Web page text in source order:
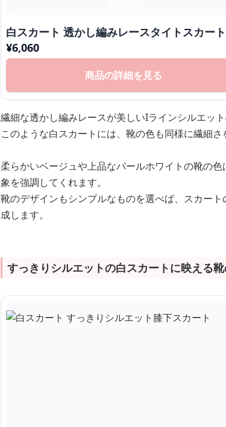
白スカート 透かし編みレースタイトスカート
¥6,060
商品の詳細を見る
繊細な透かし編みレースが美しいIラインシルエッ
このような白スカートには、靴の色も同様に繊細
柔らかいベージュや上品なパールホワイトの靴の
象を強調してくれます。
靴のデザインもシンプルなものを選べば、スカー
成します。
すっきりシルエットの白スカートに映える